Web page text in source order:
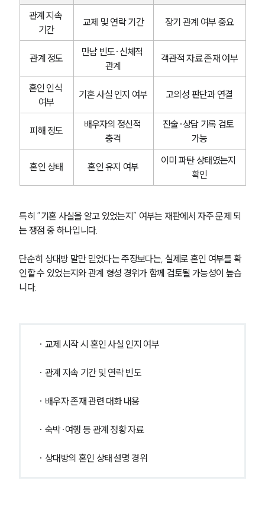
관계 지속
기간
교제 및 연락 기간 장기 관계 여부 중요
관계 정도
만남 빈도·신체적
관계
객관적 자료 존재 여부
혼인 인식
여부
기혼 사실 인지 여부 고의성 판단과 연결
피해 정도
배우자의 정신적
충격
진술·상담 기록 검토
가능
혼인 상태 혼인 유지 여부
이미 파탄 상태였는지
확인
특히 “기혼 사실을 알고 있었는지” 여부는 재판에서 자주 문제 되
는 쟁점 중 하나입니다.
단순히 상대방 말만 믿었다는 주장보다는, 실제로 혼인 여부를 확
인할 수 있었는지와 관계 형성 경위가 함께 검토될 가능성이 높습
니다.
· 교제 시작 시 혼인 사실 인지 여부
· 관계 지속 기간 및 연락 빈도
· 배우자 존재 관련 대화 내용
· 숙박·여행 등 관계 정황 자료
· 상대방의 혼인 상태 설명 경위